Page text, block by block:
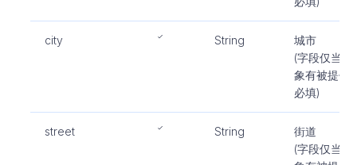
city String
城市
(字段仅当对
象有被提供
必填)
street String
街道
(字段仅当对